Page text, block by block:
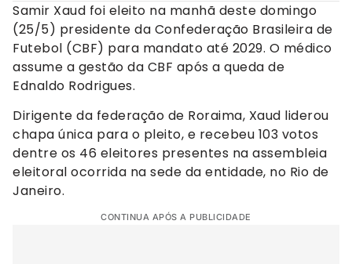
Samir Xaud foi eleito na manhã deste domingo
(25/5) presidente da Confederação Brasileira de
Futebol (CBF) para mandato até 2029. O médico
assume a gestão da CBF após a queda de
Ednaldo Rodrigues.
Dirigente da federação de Roraima, Xaud liderou
chapa única para o pleito, e recebeu 103 votos
dentre os 46 eleitores presentes na assembleia
eleitoral ocorrida na sede da entidade, no Rio de
Janeiro.
CONTINUA APÓS A PUBLICIDADE